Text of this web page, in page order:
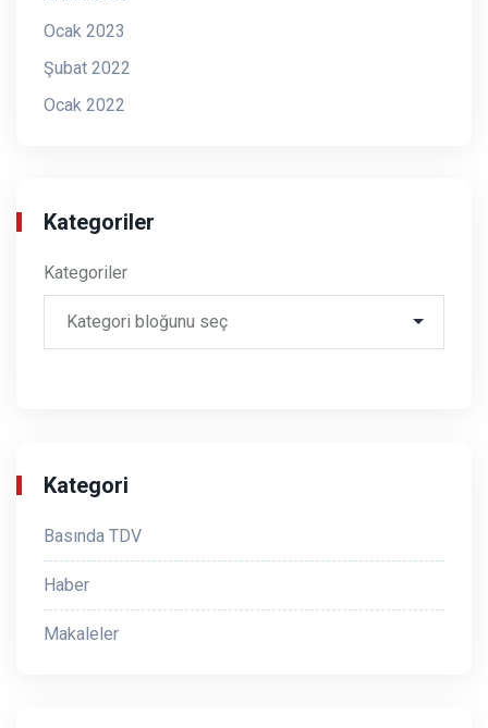
Ocak 2023
Şubat 2022
Ocak 2022
Kategoriler
Kategoriler
Kategori
Basında TDV
Haber
Makaleler